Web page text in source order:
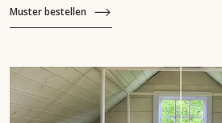
Muster bestellen